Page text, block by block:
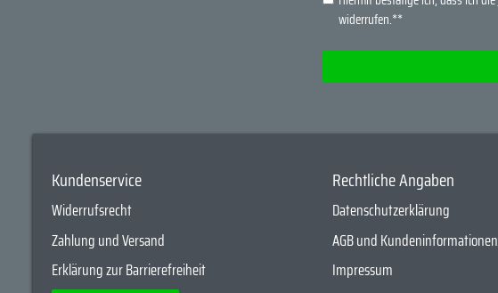
widerrufen.**
Kundenservice
Widerrufsrecht
Zahlung und Versand
Erklärung zur Barrierefreiheit
Rechtliche Angaben
Datenschutzerklärung
AGB und Kundeninformationen
Impressum